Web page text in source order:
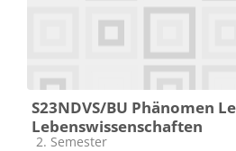
S23NDVS/BU Phänomen
Lebenswissenschaften
Categoria di corsi
2. Semester